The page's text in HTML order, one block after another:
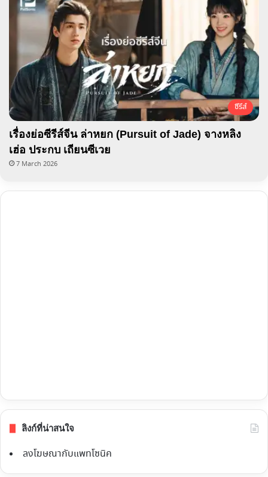
ซีรีส์
เรื่องย่อซีรีส์จีน ล่าหยก (Pursuit of Jade) จางหลิง
เฮ่อ ประกบ เถียนซีเวย
7 March 2026
ลิงก์ที่น่าสนใจ
ลงโฆษณากับแพทโซนิค